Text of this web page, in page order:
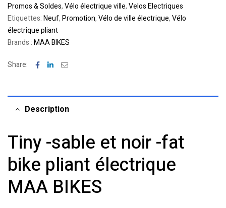
Promos & Soldes,Vélo électrique ville,Velos Electriques
Etiquettes:Neuf,Promotion,Vélo de ville électrique,Vélo
électrique pliant
Brands :MAA BIKES
Share: Facebook
LinkedinEmail
Description
Tiny -sable et noir -fat
bike pliant électrique
MAA BIKES